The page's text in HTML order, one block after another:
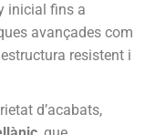
inicial fins a
avançades com
resistent i
d’acabats,